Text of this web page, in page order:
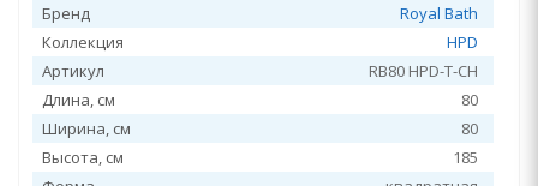
Бренд
Royal Bath
Коллекция
HPD
Артикул
RB80 HPD-T-CH
Длина, см
80
Ширина, см
80
Высота, см
185